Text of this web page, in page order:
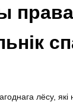
лёсу, які